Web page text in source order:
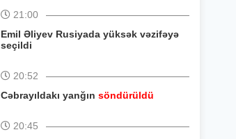
21:00
Emil Əliyev Rusiyada yüksək vəzifəyə
seçildi
20:52
Cəbrayıldakı yanğın söndürüldü
20:45